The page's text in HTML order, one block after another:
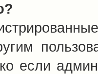
если